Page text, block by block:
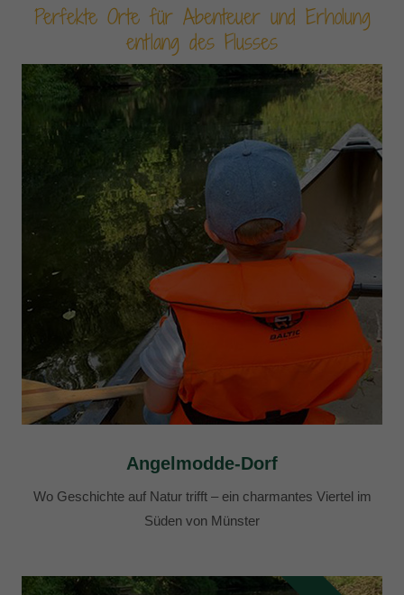
Perfekte Orte für Abenteuer und Erholung
entlang des Flusses
Angelmodde-Dorf
Wo Geschichte auf Natur trifft – ein charmantes Viertel im
Süden von Münster